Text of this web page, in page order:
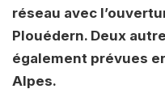
réseau avec
Plouédern. Deux
également prévues
Alpes.